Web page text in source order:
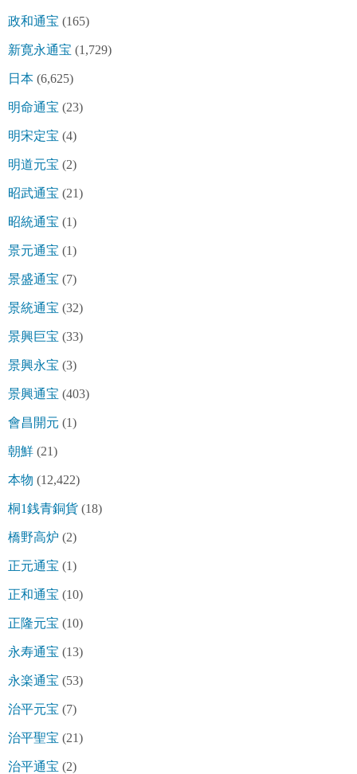
政和通宝 (165)
新寛永通宝 (1,729)
日本 (6,625)
明命通宝 (23)
明宋定宝 (4)
明道元宝 (2)
昭武通宝 (21)
昭統通宝 (1)
景元通宝 (1)
景盛通宝 (7)
景統通宝 (32)
景興巨宝 (33)
景興永宝 (3)
景興通宝 (403)
會昌開元 (1)
朝鮮 (21)
本物 (12,422)
桐1銭青銅貨 (18)
橋野高炉 (2)
正元通宝 (1)
正和通宝 (10)
正隆元宝 (10)
永寿通宝 (13)
永楽通宝 (53)
治平元宝 (7)
治平聖宝 (21)
治平通宝 (2)